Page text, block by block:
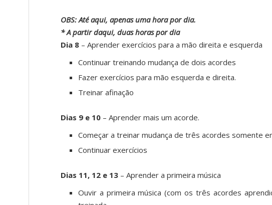
OBS: Até aqui, apenas uma hora por dia.
* A partir daqui, duas horas por dia
Dia 8 – Aprender exercícios para a mão direita e esquerda
Continuar treinando mudança de dois acordes
Fazer exercícios para mão esquerda e direita.
Treinar afinação
Dias 9 e 10 – Aprender mais um acorde.
Começar a treinar mudança de três acordes somente
Continuar exercícios
Dias 11, 12 e 13 – Aprender a primeira música
Ouvir a primeira música (com os três acordes